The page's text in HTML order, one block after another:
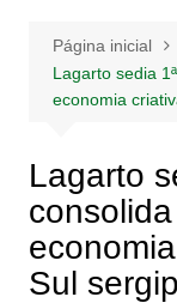
Página inicial
Lagarto sedia
economia
Lagarto
Sul